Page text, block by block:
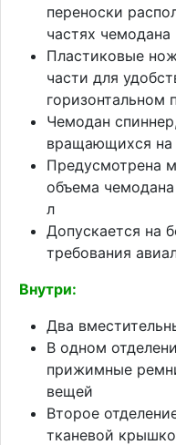
переноски
частях чемодана
Пластиковые
части для
горизонтальном
Чемодан
вращающихся на
Предусмотрена
объема
л
Допускается на
требования
Внутри:
Два
В одном
прижимные
вещей
Второе
тканевой